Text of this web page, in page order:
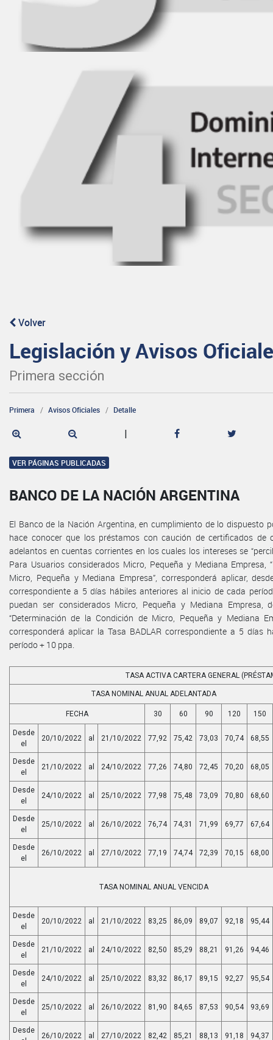
Volver
Legislación y Avisos
Primera sección
Primera Avisos Oficiales Detalle
|
VER PÁGINAS PUBLICADAS
BANCO DE LA NACIÓN ARGENTINA
El Banco de la Nación Argentina, en cumplimiento de lo dispuesto
hace conocer que los préstamos con caución de certificados
adelantos en cuentas corrientes en los cuales los intereses se
Para Usuarios considerados Micro, Pequeña y Mediana Empresa,
Micro, Pequeña y Mediana Empresa”, corresponderá aplicar,
correspondiente a 5 días hábiles anteriores al inicio de cada
puedan ser considerados Micro, Pequeña y Mediana
“Determinación de la Condición de Micro, Pequeña y Mediana
corresponderá aplicar la Tasa BADLAR correspondiente a 5 días
período + 10 ppa.
TASA ACTIVA CARTERA GENERAL
TASA NOMINAL ANUAL ADELANTADA
FECHA 30 60 90 120 150
Desde
el
20/10/2022 al 21/10/2022 77,92 75,42 73,03 70,74 68,55
Desde
el
21/10/2022 al 24/10/2022 77,26 74,80 72,45 70,20 68,05
Desde
el
24/10/2022 al 25/10/2022 77,98 75,48 73,09 70,80 68,60
Desde
el
25/10/2022 al 26/10/2022 76,74 74,31 71,99 69,77 67,64
Desde
el
26/10/2022 al 27/10/2022 77,19 74,74 72,39 70,15 68,00
TASA NOMINAL ANUAL VENCIDA
Desde
el
20/10/2022 al 21/10/2022 83,25 86,09 89,07 92,18 95,44
Desde
el
21/10/2022 al 24/10/2022 82,50 85,29 88,21 91,26 94,46
Desde
el
24/10/2022 al 25/10/2022 83,32 86,17 89,15 92,27 95,54
Desde
el
25/10/2022 al 26/10/2022 81,90 84,65 87,53 90,54 93,69
Desde
26/10/2022 al 27/10/2022 82,42 85,21 88,13 91,18 94,37